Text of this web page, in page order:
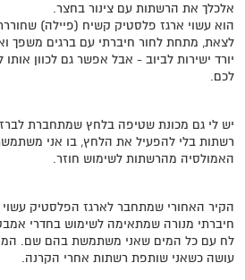
אלכלך את הרשתות עם צינור בחצר.
הוא עשוי ארגז פלסטיק קשיח (פיילה)
יורד ישירות לביוב - אבל אפשר גם לכוון
לכם.
יש לי גם מכונת שטיפה בלחץ שמתחברת
רשתות בלי להפעיל את הלחץ, בו אני
האמולסיה מהרשתות לשימוש חוזר.
הקיר האחורי שמתחבר לארגז הפלסטיק עשוי
חיברתי מנורה שמתאימה לשימוש בחדרי
לח עם כל המים שאני משתמשת בהם שם.
עושה כשאני שותפת רשתות אחרי הקרנה.